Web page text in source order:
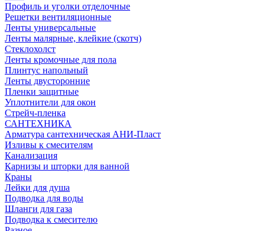
Профиль и уголки отделочные
Решетки вентиляционные
Ленты универсальные
Ленты малярные, клейкие (скотч)
Стеклохолст
Ленты кромочные для пола
Плинтус напольный
Ленты двусторонние
Пленки защитные
Уплотнители для окон
Стрейч-пленка
САНТЕХНИКА
Арматура сантехническая АНИ-Пласт
Изливы к смесителям
Канализация
Карнизы и шторки для ванной
Краны
Лейки для душа
Подводка для воды
Шланги для газа
Подводка к смесителю